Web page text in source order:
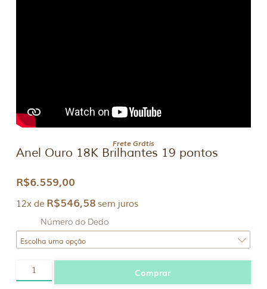
Frete Grátis
Anel Ouro 18K Brilhantes 19 pontos
R$6.559,00
12x de R$546,58 sem juros
Número do Dedo
18K
Comprar